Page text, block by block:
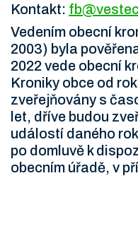
Kontakt:
Vedením obecní
2003) byla
2022 vede obecní
Kroniky obce od
zveřejňovány s
let, dříve budou
událostí daného
po domluvě k
obecním úřadě, v